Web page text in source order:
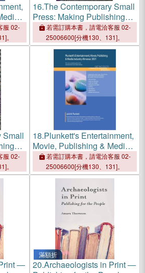
服 02-
。
16.The Contemporary Small
Press: Making Publishing
Visible
若需訂購本書，請電洽客服 02-
25006600[分機130、131]。
Small
服 02-
。
18.Plunkett's Entertainment,
Movie, Publishing & Media
Industry Almanac 2021:
Entertainment, Movie,
Publishing & Media Industry
Market Research, Statisti
若需訂購本書，請電洽客服 02-
25006600[分機130、131]。
―
滿額折
20.Archaeologists in Print ―